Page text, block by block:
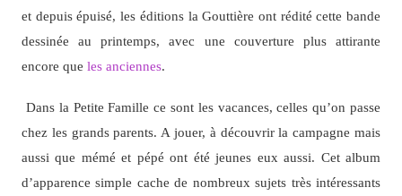
et depuis épuisé, les éditions la Gouttière ont rédité cette bande
dessinée au printemps, avec une couverture plus attirante
encore que les anciennes.
Dans la Petite Famille ce sont les vacances, celles qu’on passe
chez les grands parents. A jouer, à découvrir la campagne mais
aussi que mémé et pépé ont été jeunes eux aussi. Cet album
d’apparence simple cache de nombreux sujets très intéressants